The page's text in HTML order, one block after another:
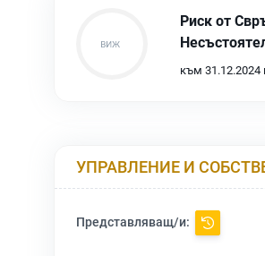
Риск от
към 31.12.2024
УПРАВЛЕНИЕ И
Представляващ/и: